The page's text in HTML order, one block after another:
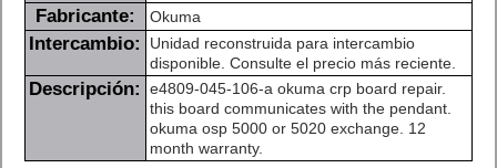
Fabricante: Okuma
Intercambio:
Unidad reconstruida para intercambio
disponible. Consulte el precio más reciente.
Descripción:
e4809-045-106-a okuma crp board repair.
this board communicates with the pendant.
okuma osp 5000 or 5020 exchange. 12
month warranty.